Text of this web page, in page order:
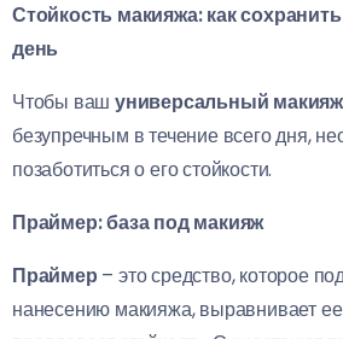
Стойкость макияжа: как
день
Чтобы ваш универсальный макияж
безупречным в течение всего дня,
позаботиться о его стойкости.
Праймер: база под макияж
Праймер – это средство, которое
нанесению макияжа, выравнивает ее